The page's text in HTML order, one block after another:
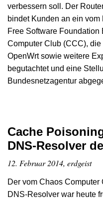
verbessern soll. Der
bindet Kunden an ein
Free Software
Computer Club (CCC),
OpenWrt sowie weitere
begutachtet und eine
Bundesnetzagentur
Cache
DNS-Resolver
12. Februar 2014, erdgeist
Der vom Chaos
DNS-Resolver war heute